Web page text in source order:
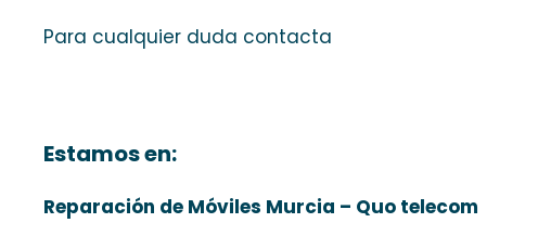
Para cualquier duda contacta
Estamos en:
Reparación de Móviles Murcia – Quo telecom